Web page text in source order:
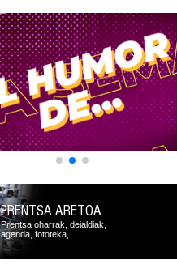
PRENTSA ARETOA
Prentsa oharrak, deialdiak,
agenda, fototeka,…